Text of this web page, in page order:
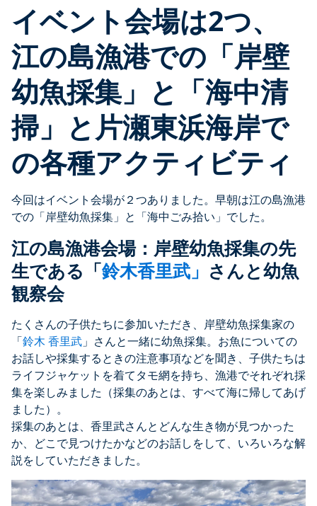
イベント会場は2つ、
江の島漁港での「岸壁
幼魚採集」と「海中清
掃」と片瀬東浜海岸で
の各種アクティビティ
今回はイベント会場が２つありました。早朝は江の島漁港
での「岸壁幼魚採集」と「海中ごみ拾い」でした。
江の島漁港会場：岸壁幼魚採集の先
生である「鈴木香里武」 さんと幼魚
観察会
たくさんの子供たちに参加いただき、 岸壁幼魚採集家の
「鈴木 香里武 」さんと一緒に幼魚採集。お魚についての
お話しや採集するときの注意事項などを聞き、子供たちは
ライフジャケットを着てタモ網を持ち、漁港でそれぞれ採
集を楽しみました（採集のあとは、すべて海に帰してあげ
ました）。
採集のあとは、香里武さんとどんな生き物が見つかった
か、どこで見つけたかなどのお話しをして、いろいろな解
説をしていただきました。